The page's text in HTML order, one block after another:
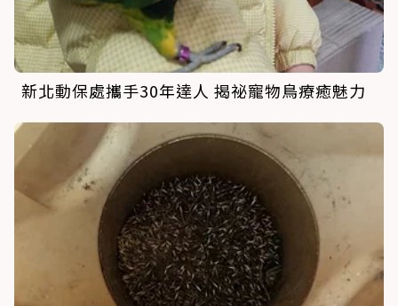
新北動保處攜手30年達人 揭祕寵物鳥療癒魅力